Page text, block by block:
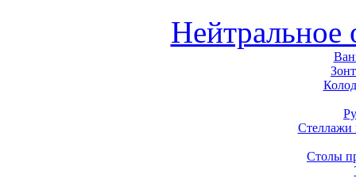
Нейтральное
Стеллажи
Столы